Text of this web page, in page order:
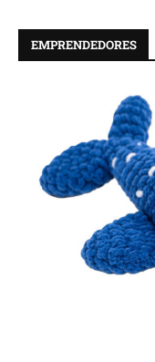
EMPRENDEDORES